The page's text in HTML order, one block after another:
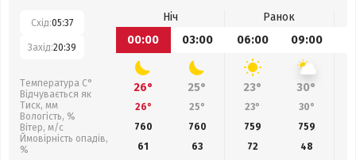
Схід:05:37
Захід:20:39
Температура С°
Відчувається як
Тиск, мм
Вологість, %
Вітер, м/с
Ймовірність опадів,
%
Ніч
Ранок
00:00
03:00 06:00 09:00
26° 25° 23° 30°
26° 25° 23° 30°
760
760 759 759
61
63 72 48